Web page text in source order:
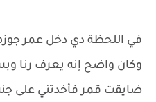
في اللحظة دي دخل عمر
وكان واضح إنه يعرف رنا
ضايقت قمر فأخدتني على